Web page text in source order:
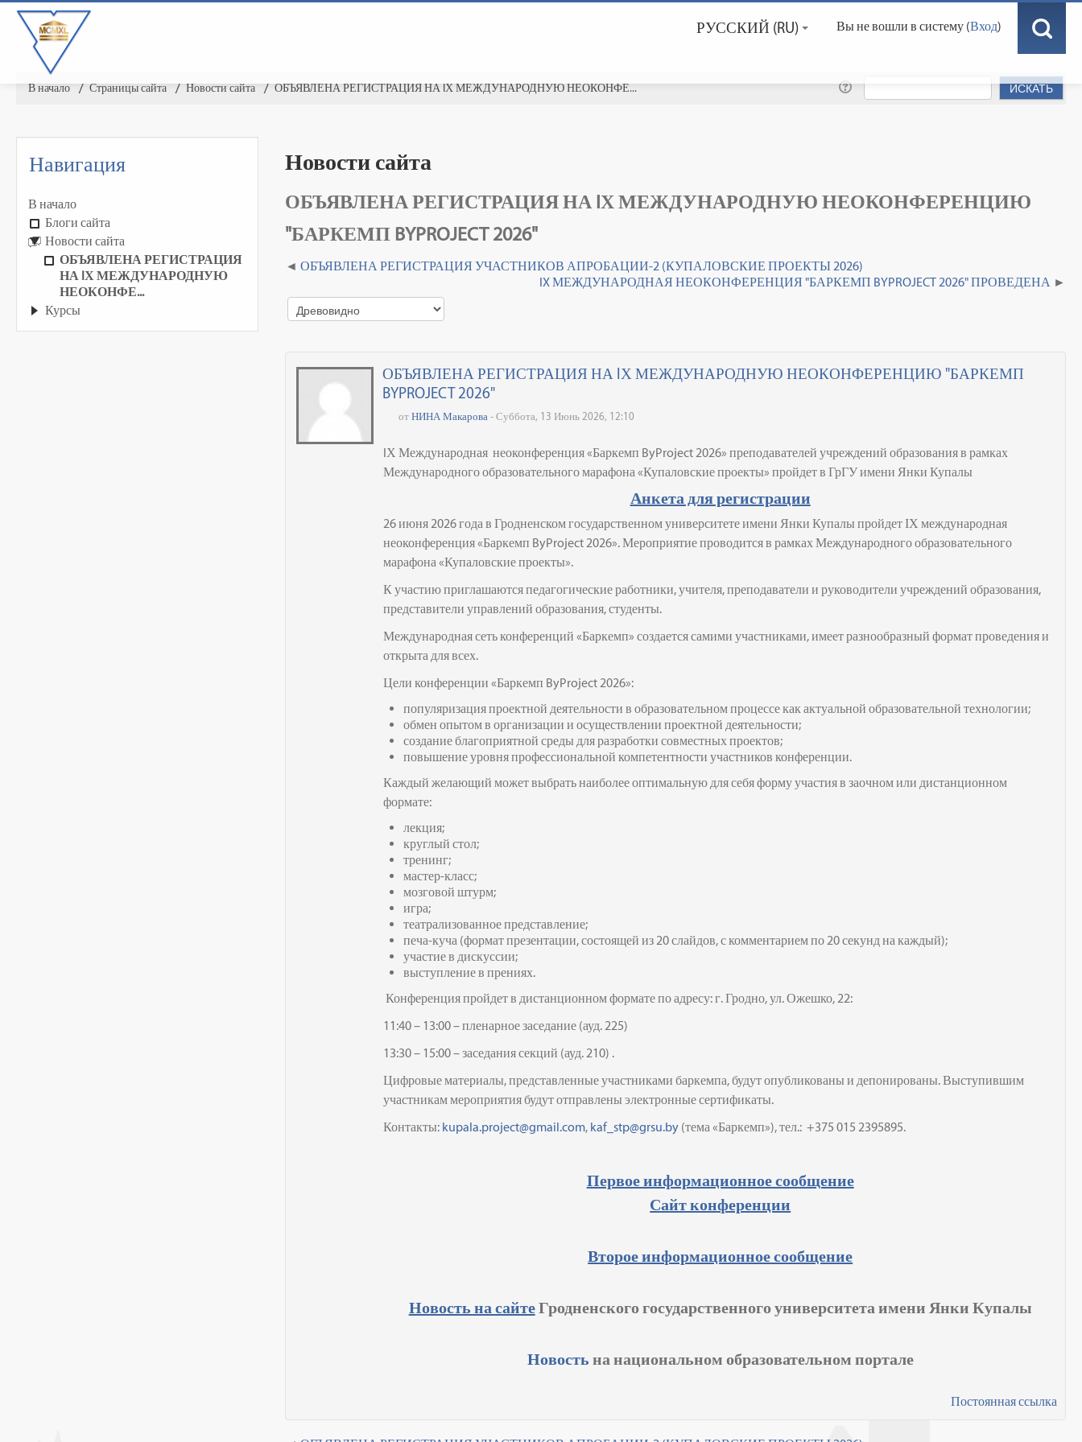
Вы не вошли в систему (Вход)
РУССКИЙ ‎(RU)‎
В начало ▶︎ Страницы сайта ▶︎ Новости сайта ▶︎ ОБЪЯВЛЕНА РЕГИСТРАЦИЯ НА IХ МЕЖДУНАРОДНУЮ НЕОКОНФЕ...
Новости сайта
ОБЪЯВЛЕНА РЕГИСТРАЦИЯ НА IХ МЕЖДУНАРОДНУЮ НЕОКОНФЕРЕНЦИЮ
"БАРКЕМП BYPROJECT 2026"
ОБЪЯВЛЕНА РЕГИСТРАЦИЯ УЧАСТНИКОВ АПРОБАЦИИ-2 (КУПАЛОВСКИЕ ПРОЕКТЫ 2026)
IX МЕЖДУНАРОДНАЯ НЕОКОНФЕРЕНЦИЯ "БАРКЕМП BYPROJECT 2026" ПРОВЕДЕНА
ОБЪЯВЛЕНА РЕГИСТРАЦИЯ НА IХ МЕЖДУНАРОДНУЮ НЕОКОНФЕРЕНЦИЮ "БАРКЕМП
BYPROJECT 2026"
отНИНА Макарова - Суббота, 13 Июнь 2026, 12:10
IХ Международная неоконференция «Баркемп ByProject 2026» преподавателей учреждений образования в рамках
Международного образовательного марафона «Купаловские проекты» пройдет в ГрГУ имени Янки Купалы
Анкета для регистрации
26 июня 2026 года в Гродненском государственном университете имени Янки Купалы пройдетІХ международная
неоконференция «Баркемп ByProject 2026». Мероприятие проводится в рамках Международного образовательного
марафона «Купаловские проекты».
К участию приглашаются педагогические работники, учителя, преподаватели и руководители учреждений образования,
представители управлений образования, студенты.
Международная сеть конференций «Баркемп» создается самими участниками, имеет разнообразный формат проведения и
открыта для всех.
Цели конференции «Баркемп ByProject 2026»:
популяризация проектной деятельности в образовательном процессе как актуальной образовательной технологии;
обмен опытом в организации и осуществлении проектной деятельности;
создание благоприятной среды для разработки совместных проектов;
повышение уровня профессиональной компетентности участников конференции.
Каждый желающий может выбрать наиболее оптимальную для себя форму участия в заочном или дистанционном
формате:
лекция;
круглый стол;
тренинг;
мастер-класс;
мозговой штурм;
игра;
театрализованное представление;
печа-куча (формат презентации, состоящей из 20 слайдов, с комментарием по 20 секунд на каждый);
участие в дискуссии;
выступление в прениях.
Конференция пройдет в дистанционном формате по адресу: г. Гродно, ул. Ожешко, 22:
11:40 – 13:00 – пленарное заседание (ауд. 225)
13:30 – 15:00 – заседания секций (ауд. 210) .
Цифровые материалы, представленные участниками баркемпа, будут опубликованы и депонированы. Выступившим
участникам мероприятия будут отправлены электронные сертификаты.
Контакты: kupala.project@gmail.com, kaf_stp@grsu.by (тема «Баркемп»), тел.: +375 015 2395895.
Первое информационное сообщение
Сайт конференции
Второе информационное сообщение
Новость на сайтеГродненского государственного университета имени Янки Купалы
Новость на национальном образовательном портале
Постоянная ссылка
Навигация
В начало
Блоги сайта
Новости сайта
ОБЪЯВЛЕНА РЕГИСТРАЦИЯ
НА IХ МЕЖДУНАРОДНУЮ
НЕОКОНФЕ...
Курсы